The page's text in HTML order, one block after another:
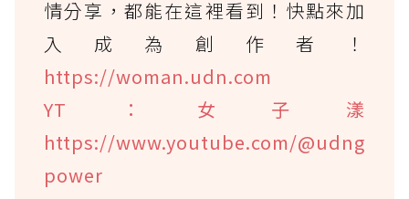
情分享，都能在這裡看到！快點來加
入成為創作者！
https://woman.udn.com
YT：女子漾
https://www.youtube.com/@udng
power